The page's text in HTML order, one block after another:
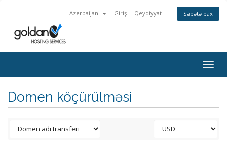
Azerbaijani Giriş Qeydiyyat Səbətə bax
Domen köçürülməsi